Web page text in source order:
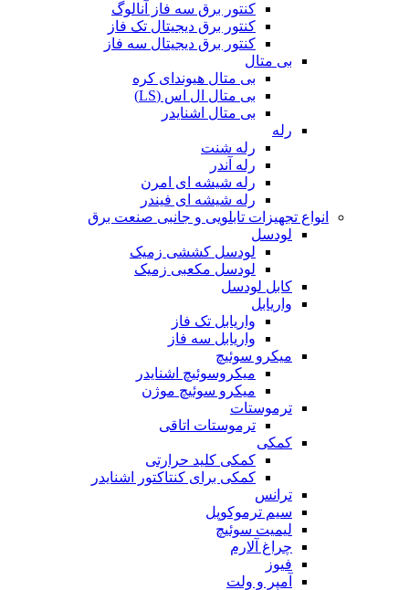
کنتور برق سه فاز آنالوگ
کنتور برق دیجیتال تک فاز
کنتور برق دیجیتال سه فاز
بی متال
بی متال هیوندای کره
بی متال ال اس (LS)
بی متال اشنایدر
رله
رله شنت
رله آندر
رله شیشه ای امرن
رله شیشه ای فیندر
انواع تجهیزات تابلویی و جانبی صنعت برق
لودسل
لودسل کششی زمیک
لودسل مکعبی زمیک
کابل لودسل
واریابل
واریابل تک فاز
واریابل سه فاز
میکرو سوئیچ
میکروسوئیچ اشنایدر
میکرو سوئیچ موژن
ترموستات
ترموستات اتاقی
کمکی
کمکی کلید حرارتی
کمکی برای کنتاکتور اشنایدر
ترانس
سیم ترموکوپل
لیمیت سوئیچ
چراغ آلارم
فیوز
آمپر و ولت